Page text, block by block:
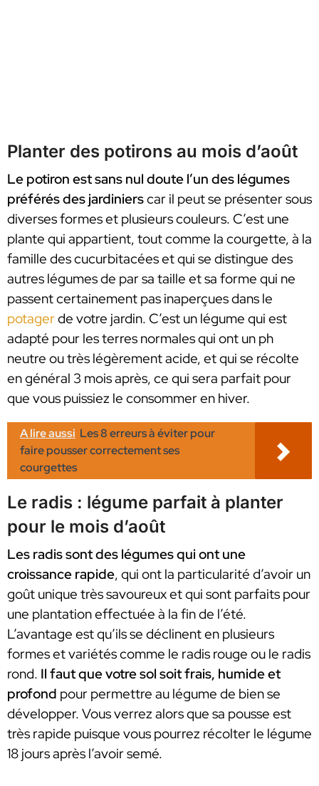
Planter des potirons au mois d’août
Le potiron est sans nul doute l’un des légumes
préférés des jardinierscar il peut se présenter sous
diverses formes et plusieurs couleurs. C’est une
plante qui appartient, tout comme la courgette, à la
famille des cucurbitacées et qui se distingue des
autres légumes de par sa taille et sa forme qui ne
passent certainement pas inaperçues dans le
potagerde votre jardin. C’est un légume qui est
adapté pour les terres normales qui ont un ph
neutre ou très légèrement acide, et qui se récolte
en général 3 mois après, ce qui sera parfait pour
que vous puissiez le consommer en hiver.
A lire aussi Les 8 erreurs à éviter pour
faire pousser correctement ses
courgettes
Le radis : légume parfait à planter
pour le mois d’août
Les radis sont des légumes qui ont une
croissance rapide, qui ont la particularité d’avoir un
goût unique très savoureux et qui sont parfaits pour
une plantation effectuée à la fin de l’été.
L’avantage est qu’ils se déclinent en plusieurs
formes et variétés comme le radis rouge ou le radis
rond. Il faut que votre sol soit frais, humide et
profond pour permettre au légume de bien se
développer. Vous verrez alors que sa pousse est
très rapide puisque vous pourrez récolter le légume
18 jours après l’avoir semé.